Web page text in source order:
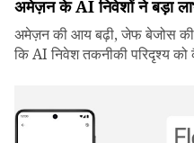
अमेज़न के AI निवेशों ने बड़ा
अमेज़न की आय बढ़ी, जेफ बेजोस की
कि AI निवेश तकनीकी परिदृश्य